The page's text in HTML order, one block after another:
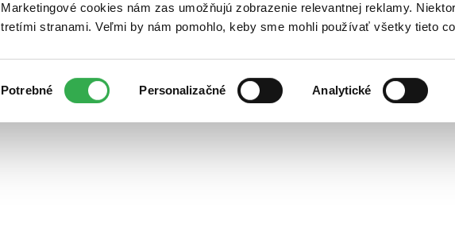
Marketingové cookies nám zas umožňujú zobrazenie relevantnej reklamy.
tretími stranami. Veľmi by nám pomohlo, keby sme mohli používať všetky tieto
súhlasu
Potrebné Personalizačné Analytické